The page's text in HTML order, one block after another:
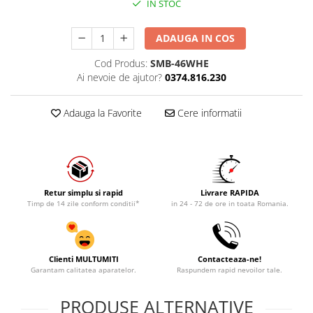
IN STOC
ADAUGA IN COS
Cod Produs: SMB-46WHE
Ai nevoie de ajutor? 0374.816.230
Adauga la Favorite Cere informatii
Retur simplu si rapid
Timp de 14 zile conform conditii*
Livrare RAPIDA
in 24 - 72 de ore in toata Romania.
Clienti MULTUMITI
Garantam calitatea aparatelor.
Contacteaza-ne!
Raspundem rapid nevoilor tale.
PRODUSE ALTERNATIVE